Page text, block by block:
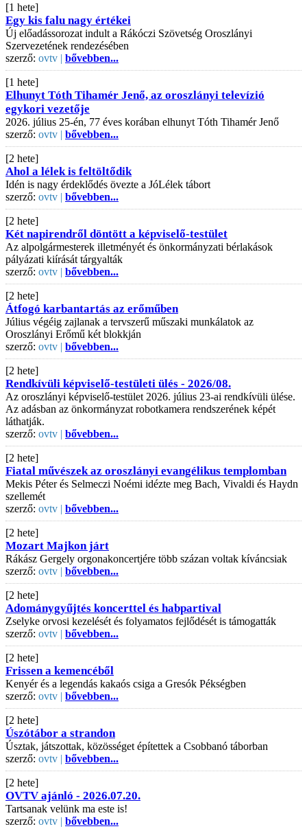
[1 hete]
Egy kis falu nagy értékei
Új előadássorozat indult a Rákóczi Szövetség Oroszlányi
Szervezetének rendezésében
szerző: ovtv | bővebben...
[1 hete]
Elhunyt Tóth Tihamér Jenő, az oroszlányi televízió
egykori vezetője
2026. július 25-én, 77 éves korában elhunyt Tóth Tihamér Jenő
szerző: ovtv | bővebben...
[2 hete]
Ahol a lélek is feltöltődik
Idén is nagy érdeklődés övezte a JóLélek tábort
szerző: ovtv | bővebben...
[2 hete]
Két napirendről döntött a képviselő-testület
Az alpolgármesterek illetményét és önkormányzati bérlakások
pályázati kiírását tárgyalták
szerző: ovtv | bővebben...
[2 hete]
Átfogó karbantartás az erőműben
Július végéig zajlanak a tervszerű műszaki munkálatok az
Oroszlányi Erőmű két blokkján
szerző: ovtv | bővebben...
[2 hete]
Rendkívüli képviselő-testületi ülés - 2026/08.
Az oroszlányi képviselő-testület 2026. július 23-ai rendkívüli ülése.
Az adásban az önkormányzat robotkamera rendszerének képét
láthatják.
szerző: ovtv | bővebben...
[2 hete]
Fiatal művészek az oroszlányi evangélikus templomban
Mekis Péter és Selmeczi Noémi idézte meg Bach, Vivaldi és Haydn
szellemét
szerző: ovtv | bővebben...
[2 hete]
Mozart Majkon járt
Rákász Gergely orgonakoncertjére több százan voltak kíváncsiak
szerző: ovtv | bővebben...
[2 hete]
Adománygyűjtés koncerttel és habpartival
Zselyke orvosi kezelését és folyamatos fejlődését is támogatták
szerző: ovtv | bővebben...
[2 hete]
Frissen a kemencéből
Kenyér és a legendás kakaós csiga a Gresók Pékségben
szerző: ovtv | bővebben...
[2 hete]
Úszótábor a strandon
Úsztak, játszottak, közösséget építettek a Csobbanó táborban
szerző: ovtv | bővebben...
[2 hete]
OVTV ajánló - 2026.07.20.
Tartsanak velünk ma este is!
szerző: ovtv | bővebben...